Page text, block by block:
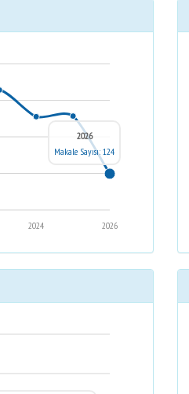
2026
2024
2026
Makale Sayısı: 124